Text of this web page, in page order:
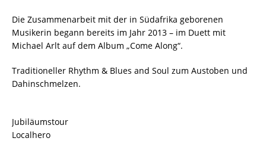
Die Zusammenarbeit mit der in Südafrika geborenen
Musikerin begann bereits im Jahr 2013 – im Duett mit
Michael Arlt auf dem Album „Come Along“.
Traditioneller Rhythm & Blues and Soul zum Austoben und
Dahinschmelzen.
Jubiläumstour
Localhero